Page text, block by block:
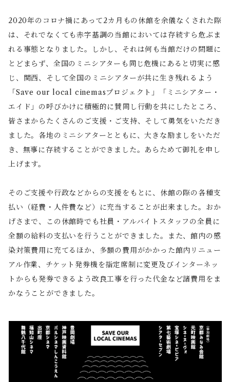
2020年のコロナ禍にあって2カ月もの休館を余儀なくされた際
は、それでなくても赤字基調の当館においては存続すら危ぶま
れる事態となりました。しかし、それは何も当館だけの問題に
とどまらず、全国のミニシアターも同じ危機にあると切実に感
じ、関西、そして全国のミニシアターが共に生き残れるよう
「Save our local cinemasプロジェクト」「ミニシアター・
エイド」の呼びかけに積極的に賛同し行動を共にしたところ、
皆さまからたくさんのご支援・ご支持、そして勇気をいただき
ました。各地のミニシアターとともに、大きな励ましをいただ
き、無事に存続することができました。あらためて御礼を申し
上げます。
そのご支援や行政などからの支援をもとに、休館の際の各種支
払い（経費・人件費など）に充当することが出来ました。おか
げさまで、この休館時でも社員・アルバイトスタッフの全員に
全額の給料の支払いを行うことができました。また、館内の感
染対策費用に充てるほか、多額の費用がかかった館内リニュー
アル作業、チケット発券機を指定席制に変更及びインターネッ
トからも発券できるよう改良工事を行った代金など諸費用をま
かなうことができました。